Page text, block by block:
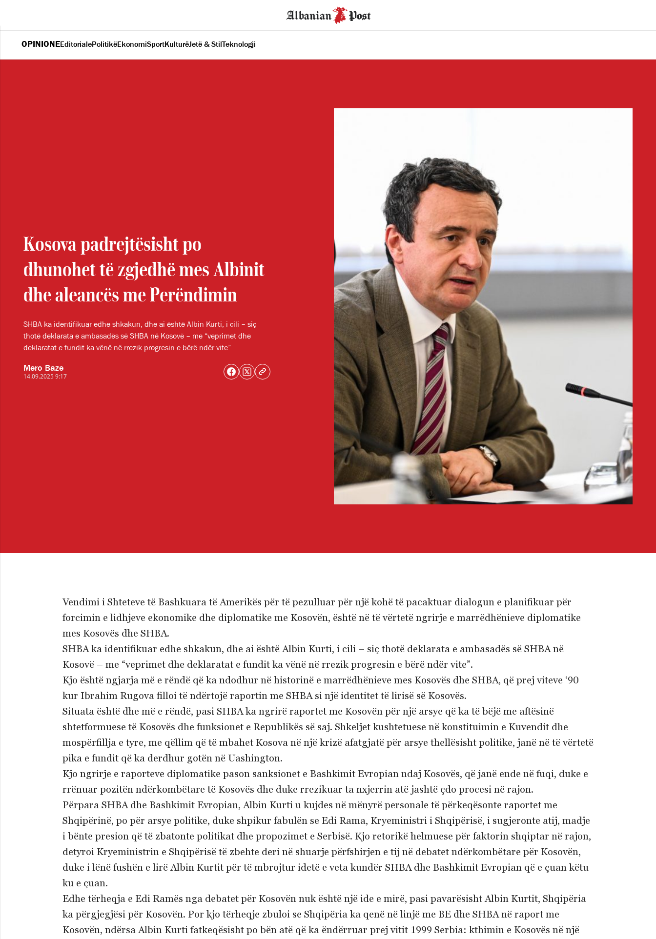
OPINIONEEditorialePolitikëEkonomiSportKulturëJetë & StilTeknologji
Kosova padrejtësisht po
dhunohet të zgjedhë mes Albinit
dhe aleancës me Perëndimin
SHBA ka identifikuar edhe shkakun, dhe ai është Albin Kurti, i cili – siç
thotë deklarata e ambasadës së SHBA në Kosovë – me “veprimet dhe
deklaratat e fundit ka vënë në rrezik progresin e bërë ndër vite”
Mero Baze
14.09.2025 9:17
Vendimi i Shteteve të Bashkuara të Amerikës për të pezulluar për një kohë të pacaktuar dialogun e planifikuar për
forcimin e lidhjeve ekonomike dhe diplomatike me Kosovën, është në të vërtetë ngrirje e marrëdhënieve diplomatike
mes Kosovës dhe SHBA.
SHBA ka identifikuar edhe shkakun, dhe ai është Albin Kurti, i cili – siç thotë deklarata e ambasadës së SHBA në
Kosovë – me “veprimet dhe deklaratat e fundit ka vënë në rrezik progresin e bërë ndër vite”.
Kjo është ngjarja më e rëndë që ka ndodhur në historinë e marrëdhënieve mes Kosovës dhe SHBA, që prej viteve ‘90
kur Ibrahim Rugova filloi të ndërtojë raportin me SHBA si një identitet të lirisë së Kosovës.
Situata është dhe më e rëndë, pasi SHBA ka ngrirë raportet me Kosovën për një arsye që ka të bëjë me aftësinë
shtetformuese të Kosovës dhe funksionet e Republikës së saj. Shkeljet kushtetuese në konstituimin e Kuvendit dhe
mospërfillja e tyre, me qëllim që të mbahet Kosova në një krizë afatgjatë për arsye thellësisht politike, janë në të vërtetë
pika e fundit që ka derdhur gotën në Uashington.
Kjo ngrirje e raporteve diplomatike pason sanksionet e Bashkimit Evropian ndaj Kosovës, që janë ende në fuqi, duke e
rrënuar pozitën ndërkombëtare të Kosovës dhe duke rrezikuar ta nxjerrin atë jashtë çdo procesi në rajon.
Përpara SHBA dhe Bashkimit Evropian, Albin Kurti u kujdes në mënyrë personale të përkeqësonte raportet me
Shqipërinë, po për arsye politike, duke shpikur fabulën se Edi Rama, Kryeministri i Shqipërisë, i sugjeronte atij, madje
i bënte presion që të zbatonte politikat dhe propozimet e Serbisë. Kjo retorikë helmuese për faktorin shqiptar në rajon,
detyroi Kryeministrin e Shqipërisë të zbehte deri në shuarje përfshirjen e tij në debatet ndërkombëtare për Kosovën,
duke i lënë fushën e lirë Albin Kurtit për të mbrojtur idetë e veta kundër SHBA dhe Bashkimit Evropian që e çuan këtu
ku e çuan.
Edhe tërheqja e Edi Ramës nga debatet për Kosovën nuk është një ide e mirë, pasi pavarësisht Albin Kurtit, Shqipëria
ka përgjegjësi për Kosovën. Por kjo tërheqje zbuloi se Shqipëria ka qenë në linjë me BE dhe SHBA në raport me
Kosovën, ndërsa Albin Kurti fatkeqësisht po bën atë që ka ëndërruar prej vitit 1999 Serbia: kthimin e Kosovës në një